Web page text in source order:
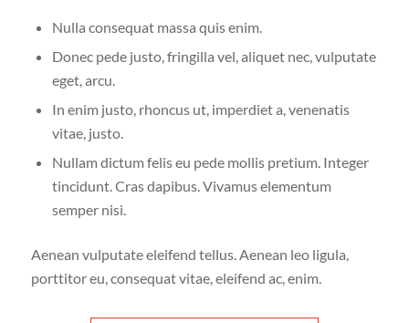
Nulla consequat massa quis enim.
Donec pede justo, fringilla vel, aliquet nec, vulputate
eget, arcu.
In enim justo, rhoncus ut, imperdiet a, venenatis
vitae, justo.
Nullam dictum felis eu pede mollis pretium. Integer
tincidunt. Cras dapibus. Vivamus elementum
semper nisi.
Aenean vulputate eleifend tellus. Aenean leo ligula,
porttitor eu, consequat vitae, eleifend ac, enim.